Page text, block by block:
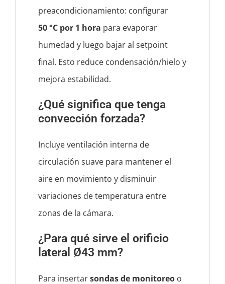
preacondicionamiento: configurar
50 °C por 1 hora para evaporar
humedad y luego bajar al setpoint
final. Esto reduce condensación/hielo y
mejora estabilidad.
¿Qué significa que tenga
convección forzada?
Incluye ventilación interna de
circulación suave para mantener el
aire en movimiento y disminuir
variaciones de temperatura entre
zonas de la cámara.
¿Para qué sirve el orificio
lateral Ø43 mm?
Para insertarsondas de monitoreo o